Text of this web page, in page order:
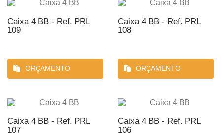
Caixa 4 BB - Ref. PRL
109
ORÇAMENTO
Caixa 4 BB - Ref. PRL
108
ORÇAMENTO
Caixa 4 BB - Ref. PRL
107
Caixa 4 BB - Ref. PRL
106